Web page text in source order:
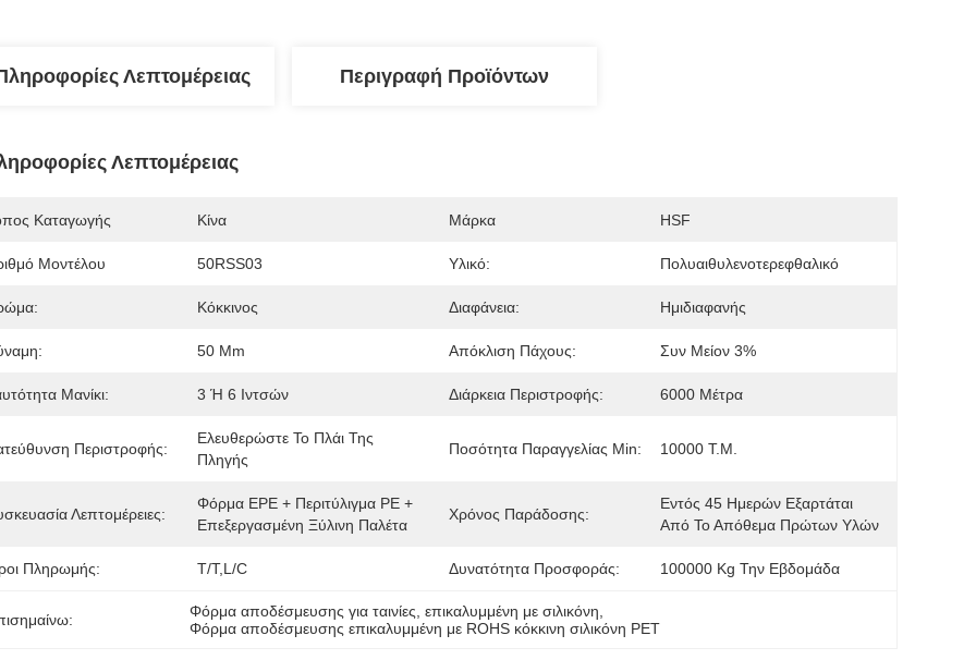
Λεπτομέρειας Περιγραφή Προϊόντων
Λεπτομέρειας
Καταγωγής Κίνα Μάρκα HSF
Μοντέλου 50RSS03 Υλικό: Πολυαιθυλενοτερεφθαλικό
Κόκκινος Διαφάνεια: Ημιδιαφανής
50 Μm Απόκλιση Πάχους: Συν Μείον 3%
Μανίκι: 3 Ή 6 Ιντσών Διάρκεια Περιστροφής: 6000 Μέτρα
Περιστροφής:
Ελευθερώστε Το Πλάι Της
Πληγής
Ποσότητα Παραγγελίας Min: 10000 Τ.μ.
Λεπτομέρειες:
Φόρμα EPE + Περιτύλιγμα PE +
Επεξεργασμένη Ξύλινη Παλέτα
Χρόνος Παράδοσης:
Εντός 45 Ημερών Εξαρτάται
Από Το Απόθεμα Πρώτων Υλών
Πληρωμής: T/T,L/C Δυνατότητα Προσφοράς: 100000 Kg Την Εβδομάδα
Φόρμα αποδέσμευσης για ταινίες , επικαλυμμένη με σιλικόνη
Φόρμα αποδέσμευσης επικαλυμμένη με ROHS κόκκινη σιλικόνη PET